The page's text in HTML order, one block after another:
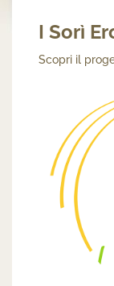
I Sorì
Scopri il